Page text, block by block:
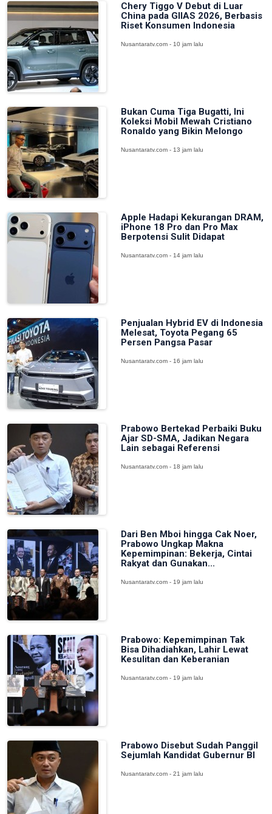
Chery Tiggo V Debut di Luar
China pada GIIAS 2026, Berbasis
Riset Konsumen Indonesia
Nusantaratv.com - 10 jam lalu
Bukan Cuma Tiga Bugatti, Ini
Koleksi Mobil Mewah Cristiano
Ronaldo yang Bikin Melongo
Nusantaratv.com - 13 jam lalu
Apple Hadapi Kekurangan DRAM,
iPhone 18 Pro dan Pro Max
Berpotensi Sulit Didapat
Nusantaratv.com - 14 jam lalu
Penjualan Hybrid EV di Indonesia
Melesat, Toyota Pegang 65
Persen Pangsa Pasar
Nusantaratv.com - 16 jam lalu
Prabowo Bertekad Perbaiki Buku
Ajar SD-SMA, Jadikan Negara
Lain sebagai Referensi
Nusantaratv.com - 18 jam lalu
Dari Ben Mboi hingga Cak Noer,
Prabowo Ungkap Makna
Kepemimpinan: Bekerja, Cintai
Rakyat dan Gunakan...
Nusantaratv.com - 19 jam lalu
Prabowo: Kepemimpinan Tak
Bisa Dihadiahkan, Lahir Lewat
Kesulitan dan Keberanian
Nusantaratv.com - 19 jam lalu
Prabowo Disebut Sudah Panggil
Sejumlah Kandidat Gubernur BI
Nusantaratv.com - 21 jam lalu